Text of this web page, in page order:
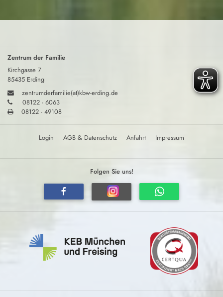
Zentrum der Familie
Kirchgasse 7
85435 Erding
zentrumderfamilie(at)kbw-erding.de
08122 - 6063
08122 - 49108
Login AGB & Datenschutz Anfahrt Impressum
Folgen Sie uns!